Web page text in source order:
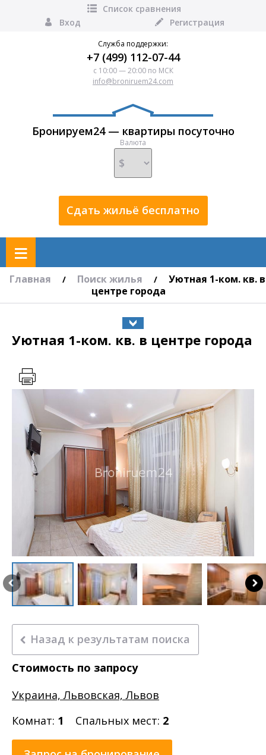
Список сравнения
Вход
Регистрация
Служба поддержки:
+7 (499) 112-07-44
с 10:00 — 20:00 по МСК
info@broniruem24.com
Бронируем24 — квартиры посуточно
Валюта
Сдать жильё бесплатно
≡
Главная / Поиск жилья /
Уютная 1-ком. кв. в
центре города
Уютная 1-ком. кв. в центре города
Назад к результатам поиска
Стоимость по запросу
Украина, Львовская, Львов
Комнат: 1 Спальных мест: 2